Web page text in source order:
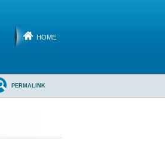
HOME
PERMALINK